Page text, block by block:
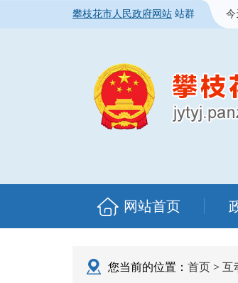
攀枝花市人民政府网站 站群 今
网站首页
您当前的位置： 首页 > 互